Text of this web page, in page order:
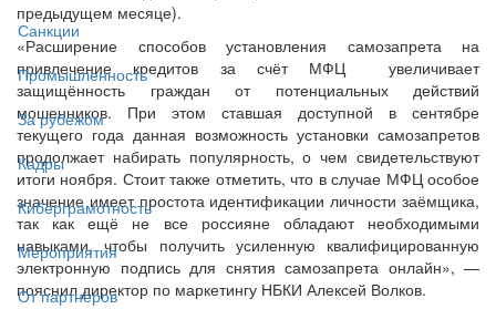
Санкции
Промышленность
За рубежом
Кадры
Киберграмотность
Мероприятия
От партнёров
предыдущем месяце).
«Расширение способов установления самозапрета на
привлечение кредитов за счёт МФЦ увеличивает
защищённость граждан от потенциальных действий
мошенников. При этом ставшая доступной в сентябре
текущего года данная возможность установки самозапретов
продолжает набирать популярность, о чем свидетельствуют
итоги ноября. Стоит также отметить, что в случае МФЦ особое
значение имеет простота идентификации личности заёмщика,
так как ещё не все россияне обладают необходимыми
навыками, чтобы получить усиленную квалифицированную
электронную подпись для снятия самозапрета онлайн», —
пояснил директор по маркетингу НБКИ Алексей Волков.